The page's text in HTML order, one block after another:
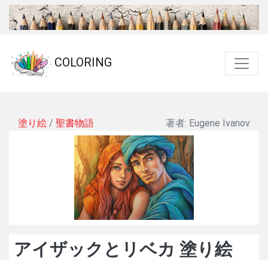
COLORING
塗り絵 / 聖書物語 著者: Eugene Ivanov
アイザックとリベカ 塗り絵